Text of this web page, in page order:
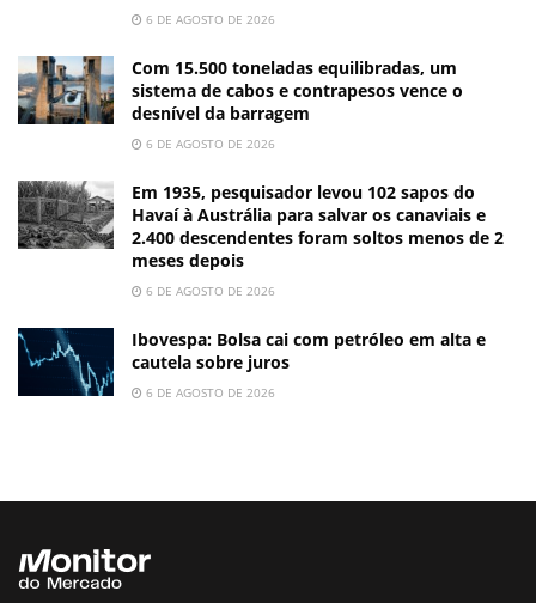
6 DE AGOSTO DE 2026
Com 15.500 toneladas equilibradas, um
sistema de cabos e contrapesos vence o
desnível da barragem
6 DE AGOSTO DE 2026
Em 1935, pesquisador levou 102 sapos do
Havaí à Austrália para salvar os canaviais e
2.400 descendentes foram soltos menos de 2
meses depois
6 DE AGOSTO DE 2026
Ibovespa: Bolsa cai com petróleo em alta e
cautela sobre juros
6 DE AGOSTO DE 2026